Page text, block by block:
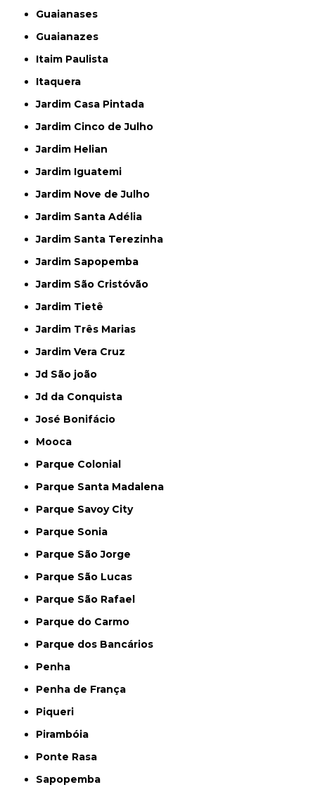
Guaianases
Guaianazes
Itaim Paulista
Itaquera
Jardim Casa Pintada
Jardim Cinco de Julho
Jardim Helian
Jardim Iguatemi
Jardim Nove de Julho
Jardim Santa Adélia
Jardim Santa Terezinha
Jardim Sapopemba
Jardim São Cristóvão
Jardim Tietê
Jardim Três Marias
Jardim Vera Cruz
Jd São joão
Jd da Conquista
José Bonifácio
Mooca
Parque Colonial
Parque Santa Madalena
Parque Savoy City
Parque Sonia
Parque São Jorge
Parque São Lucas
Parque São Rafael
Parque do Carmo
Parque dos Bancários
Penha
Penha de França
Piqueri
Pirambóia
Ponte Rasa
Sapopemba